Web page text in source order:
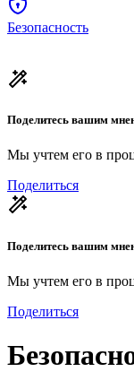
Безопасность
Поделитесь вашим
Мы учтем его в
Поделиться
Поделитесь вашим
Мы учтем его в
Поделиться